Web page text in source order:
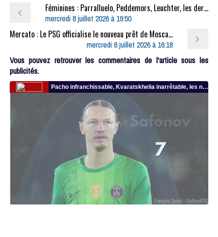
Féminines : Parralluelo, Peddemors, Leuchter, les dernières rumeurs du mercato des féminines
mercredi 8 juillet 2026 à 19:50
Mercato : Le PSG officialise le nouveau prêt de Moscardo
mercredi 8 juillet 2026 à 16:18
Vous pouvez retrouver les commentaires de l'article sous les
publicités.